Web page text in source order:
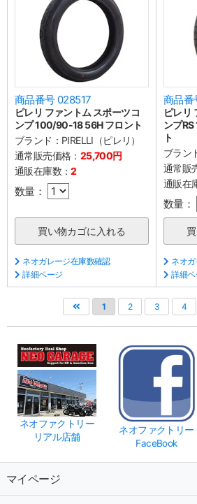
商品番号 028517
ピレリ ファントム スポーツコ
ンプ 100/90-18 56H フロント
ブランド： PIRELLI（ピレリ）
通常販売価格： 25,700円
通販在庫数：2
数量：
ネオガレージ在庫数確認
詳細ページ
商品番
ピレリ
ンプ
ト
ブラン
通常販
通販在
数量：
ネオ
詳細ペ
1 2 3 4
ネオファクトリー
リアル店舗
ネオファクトリー
FaceBook
マイページ